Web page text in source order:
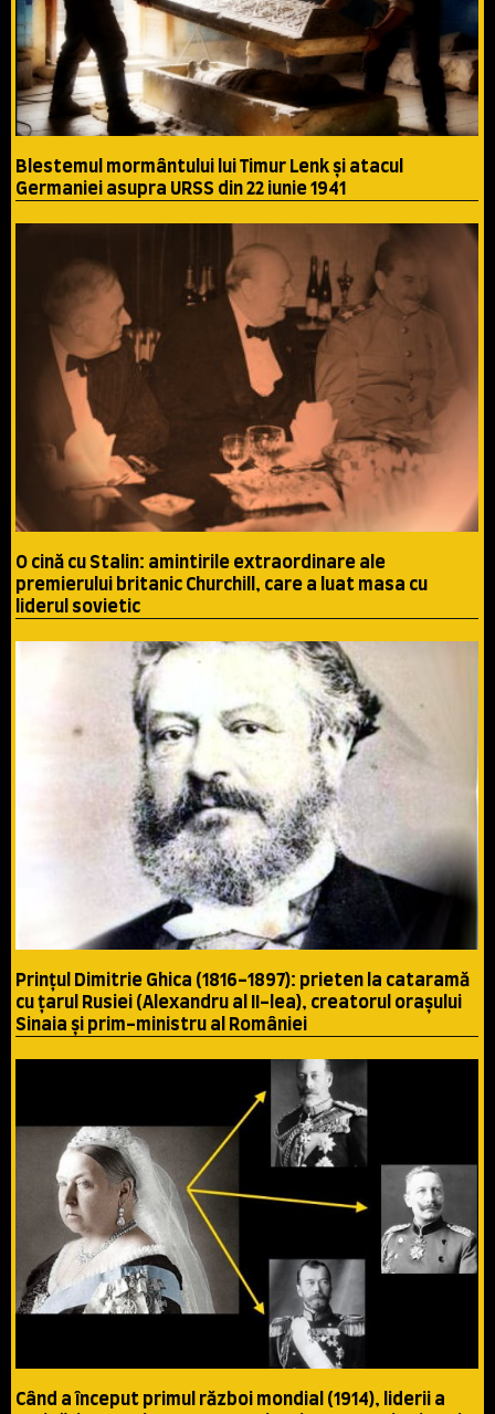
Blestemul mormântului lui Timur Lenk şi atacul
Germaniei asupra URSS din 22 iunie 1941
O cină cu Stalin: amintirile extraordinare ale
premierului britanic Churchill, care a luat masa cu
liderul sovietic
Prinţul Dimitrie Ghica (1816-1897): prieten la cataramă
cu ţarul Rusiei (Alexandru al II-lea), creatorul oraşului
Sinaia şi prim-ministru al României
Când a început primul război mondial (1914), liderii a